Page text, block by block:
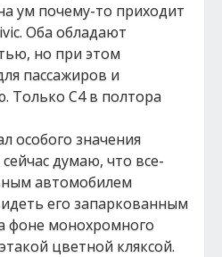
ум почему-то приходит
Оба обладают
но при этом
пассажиров и
Только C4 в полтора
особого значения
думаю, что все-
автомобилем
его запаркованным
фоне монохромного
цветной кляксой.